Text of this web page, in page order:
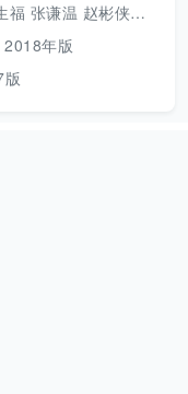
赵彬侠编] 2011年版
年版